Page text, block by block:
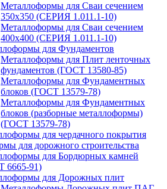
Металлоформы для Сваи сечением
350х350 (СЕРИЯ 1.011.1-10)
Металлоформы для Сваи сечением
400х400 (СЕРИЯ 1.011.1-10)
для Фундаментов
Металлоформы для Плит ленточных
фундаментов (ГОСТ 13580-85)
Металлоформы для Фундаментных
блоков (ГОСТ 13579-78)
Металлоформы для Фундаментных
блоков (разборные металлоформы)
(ГОСТ 13579-78)
для чердачного покрытия
для дорожного строительства
для Бордюрных камней
6665-91)
для Дорожных плит